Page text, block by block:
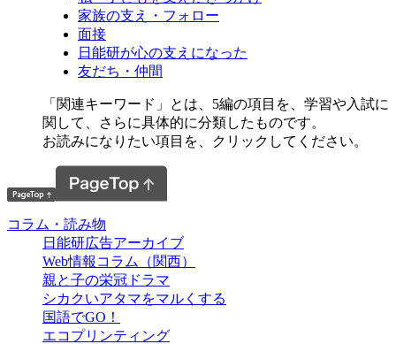
家族の支え・フォロー
面接
日能研が心の支えになった
友だち・仲間
「関連キーワード」とは、5編の項目を、学習や入試に
関して、さらに具体的に分類したものです。
お読みになりたい項目を、クリックしてください。
コラム・読み物
日能研広告アーカイブ
Web情報コラム（関西）
親と子の栄冠ドラマ
シカクいアタマをマルくする
国語でGO！
エコプリンティング